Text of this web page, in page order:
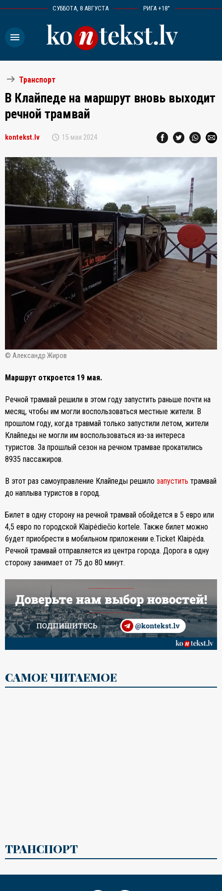
СУББОТА, 8 АВГУСТА РИГА +18°
menu
arrow_right_alt Транспорт
В Клайпеде на маршрут вновь выходит
речной трамвай
kontekst.lv schedule 15 мая 2024
© Александр Жиров
Маршрут откроется 19 мая.
Речной трамвай решили в этом году запустить раньше почти на
месяц, чтобы им могли воспользоваться местные жители. В
прошлом году, когда травмай только запустили летом, жители
Клайпеды не могли им воспользоваться из-за интереса
туристов. За прошлый сезон на речном трамвае прокатились
8935 пассажиров.
В этот раз самоуправление Клайпеды решило запустить трамвай
до наплыва туристов в город.
Билет в одну сторону на речной трамвай обойдется в 5 евро или
4,5 евро по городской Klaipėdiečio kortele. Также билет можно
будет приобрести в мобильном приложении e.Ticket Klaipėda.
Речной трамвай отправляется из центра города. Дорога в одну
сторону занимает от 75 до 80 минут.
САМОЕ ЧИТАЕМОЕ
ТРАНСПОРТ